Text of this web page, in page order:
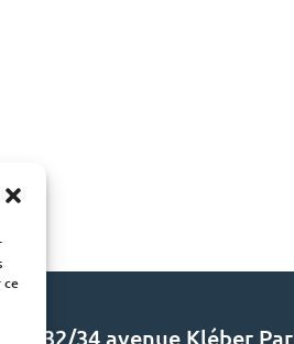
ce
32/34 avenue Kléber